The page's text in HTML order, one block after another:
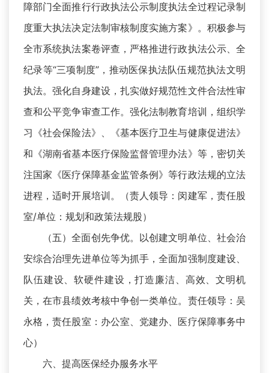
障部门全面推行行政执法公示制度执法全过程记录制
度重大执法决定法制审核制度实施方案》。积极参与
全市系统执法案卷评查，严格推进行政执法公示、全
纪录等“三项制度”，推动医保执法队伍规范执法文明
执法。强化自身建设，扎实做好规范性文件合法性审
查和公平竞争审查工作。强化法制教育培训，组织学
习《社会保险法》、《基本医疗卫生与健康促进法》
和《湖南省基本医疗保险监督管理办法》等，密切关
注国家《医疗保障基金监管条例》等行政法规的立法
进程，适时开展培训。（责人领导：闵建军，责任股
室/单位：规划和政策法规股）
（五）全面创先争优。以创建文明单位、社会治
安综合治理先进单位等为抓手，全面加强制度建设、
队伍建设、软硬件建设，打造廉洁、高效、文明机
关，在市县绩效考核中争创一类单位。责任领导：吴
永格，责任股室：办公室、党建办、医疗保障事务中
心）
六、提高医保经办服务水平